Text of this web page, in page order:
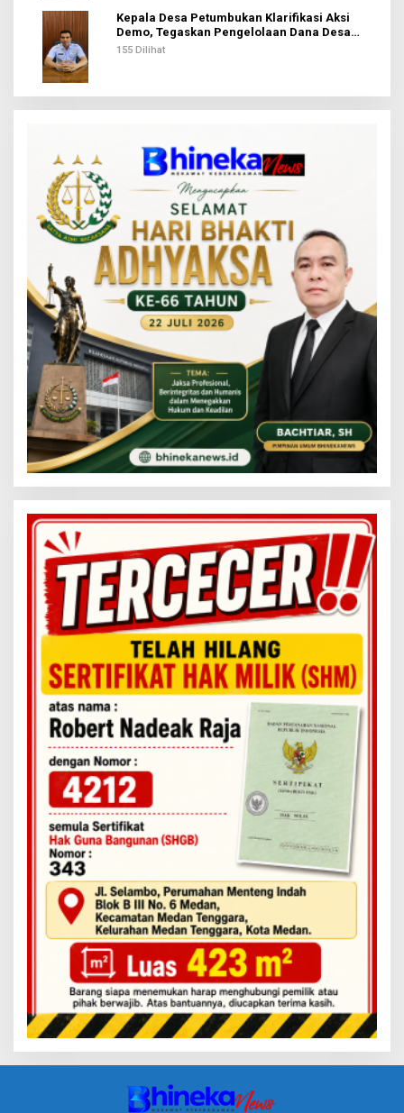
Kepala Desa Petumbukan Klarifikasi Aksi
Demo, Tegaskan Pengelolaan Dana Desa
Sesuai Aturan
155 Dilihat